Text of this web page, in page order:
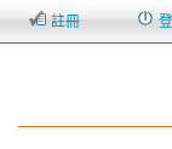
註冊